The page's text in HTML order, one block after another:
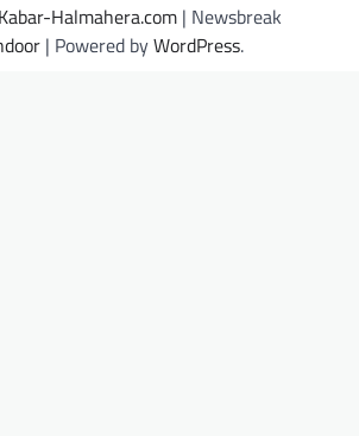
Kabar-Halmahera.com | Newsbreak
| Powered byWordPress.